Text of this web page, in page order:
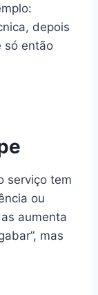
depois
só então
serviço tem
ou
aumenta
mas